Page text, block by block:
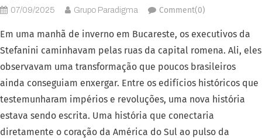
07/09/2025 Grupo Paradigma Comment(0)
Em uma manhã de inverno em Bucareste, os executivos da
Stefanini caminhavam pelas ruas da capital romena. Ali, eles
observavam uma transformação que poucos brasileiros
ainda conseguiam enxergar. Entre os edifícios históricos que
testemunharam impérios e revoluções, uma nova história
estava sendo escrita. Uma história que conectaria
diretamente o coração da América do Sul ao pulso da